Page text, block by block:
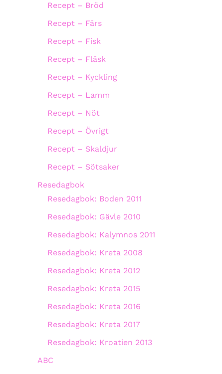
Recept – Bröd
Recept – Färs
Recept – Fisk
Recept – Fläsk
Recept – Kyckling
Recept – Lamm
Recept – Nöt
Recept – Övrigt
Recept – Skaldjur
Recept – Sötsaker
Resedagbok
Resedagbok: Boden 2011
Resedagbok: Gävle 2010
Resedagbok: Kalymnos 2011
Resedagbok: Kreta 2008
Resedagbok: Kreta 2012
Resedagbok: Kreta 2015
Resedagbok: Kreta 2016
Resedagbok: Kreta 2017
Resedagbok: Kroatien 2013
ABC